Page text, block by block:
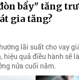
bẩy" tăng
gia tăng?
lãi suất cho vay
hiệu quả điều hành sẽ
nửa cuối năm.